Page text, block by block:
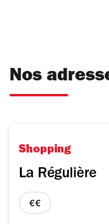
Nos
Shopping
La Régulière
prix